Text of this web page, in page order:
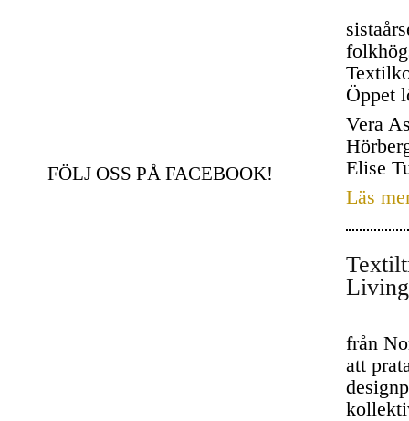
Öppet
Vera
Elise
Läs
Living
från
att
FÖLJ OSS PÅ FACEBOOK!